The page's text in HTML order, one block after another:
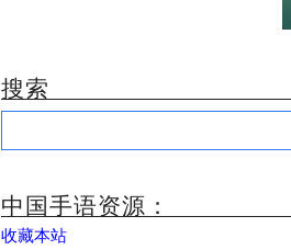
搜索
Search
中国手语资源：
收藏本站